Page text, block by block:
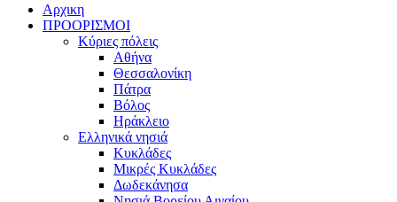
Αρχικη
ΠΡΟΟΡΙΣΜΟΙ
Κύριες πόλεις
Αθήνα
Θεσσαλονίκη
Πάτρα
Βόλος
Ηράκλειο
Ελληνικά νησιά
Κυκλάδες
Μικρές Κυκλάδες
Δωδεκάνησα